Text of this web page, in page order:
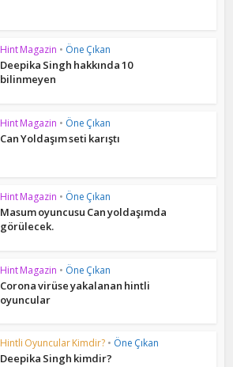
Hint Magazin • Öne Çıkan
Deepika Singh hakkında 10
bilinmeyen
Hint Magazin • Öne Çıkan
Can Yoldaşım seti karıştı
Hint Magazin • Öne Çıkan
Masum oyuncusu Can yoldaşımda
görülecek.
Hint Magazin • Öne Çıkan
Corona virüse yakalanan hintli
oyuncular
Hintli Oyuncular Kimdir? • Öne Çıkan
Deepika Singh kimdir?